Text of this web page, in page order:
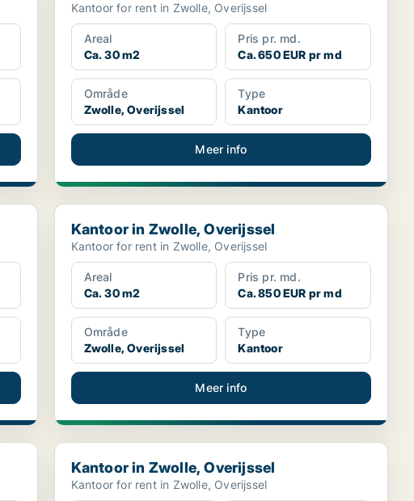
Kantoor for rent in Zwolle, Overijssel
Areal
Ca. 30 m2
Pris pr. md.
Ca. 650 EUR pr md
Område
Zwolle, Overijssel
Type
Kantoor
Meer info
Kantoor in Zwolle, Overijssel
Kantoor in Zwolle, Overijssel
Kantoor for rent in Zwolle, Overijssel
Areal
Ca. 30 m2
Pris pr. md.
Ca. 850 EUR pr md
Område
Zwolle, Overijssel
Type
Kantoor
Meer info
Kantoor in Zwolle, Overijssel
Kantoor in Zwolle, Overijssel
Kantoor for rent in Zwolle, Overijssel